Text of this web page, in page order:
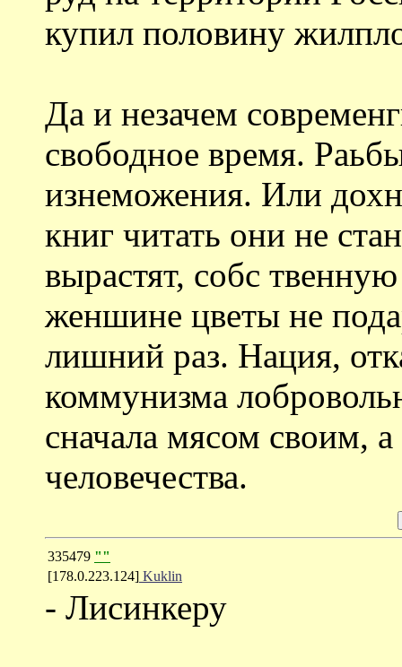
купил половину
Да и незачем
свободное время.
изнеможения. Или
книг читать они не
вырастят, собс
женшине цветы не
лишний раз. Нация,
коммунизма
сначала мясом своим,
человечества.
335479 ""
[178.0.223.124] Kuklin
- Лисинкеру